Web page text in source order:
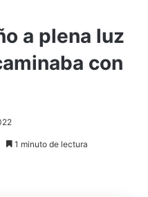
a plena luz
con
1 minuto de lectura